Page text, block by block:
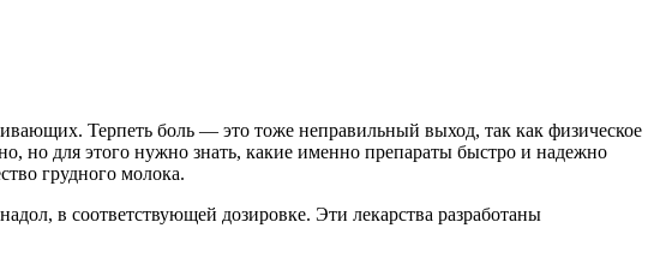
Терпеть боль — это тоже неправильный выход, так как физическое
но для этого нужно знать, какие именно препараты быстро и надежно
грудного молока.
в соответствующей дозировке. Эти лекарства разработаны